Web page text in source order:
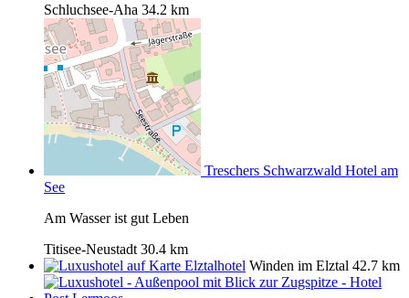
Schluchsee-Aha 34.2 km
Treschers Schwarzwald Hotel am
See
Am Wasser ist gut Leben
Titisee-Neustadt 30.4 km
Elztalhotel Winden im Elztal 42.7 km